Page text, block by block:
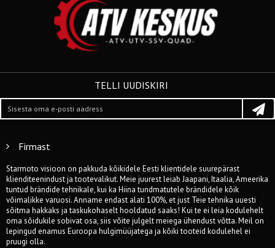
TELLI UUDISKIRI
Firmast
Starmoto visioon on pakkuda kõikidele Eesti klientidele suurepärast
klienditeenindust ja tootevalikut. Meie juurest leiab Jaapani, Itaalia, Ameerika
tuntud brändide tehnikale, kui ka Hiina tundmatutele brändidele kõik
võimalikke varuosi. Anname endast alati 100%, et just Teie tehnika uuesti
sõitma hakkaks ja taskukohaselt hooldatud saaks! Kui te ei leia kodulehelt
oma sõidukile sobivat osa, siis võite julgelt meiega ühendust võtta. Meil on
lepingud enamus Euroopa hulgimüüjatega ja kõiki tooteid kodulehel ei
pruugi olla.